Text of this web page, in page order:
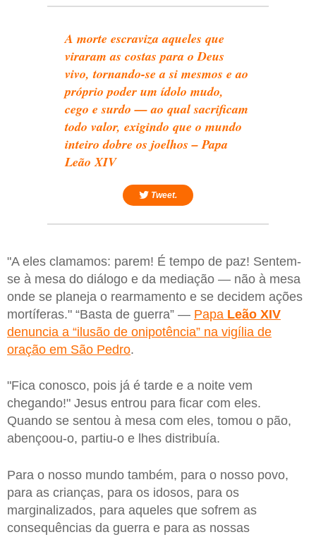
A morte escraviza aqueles que
viraram as costas para o Deus
vivo, tornando-se a si mesmos e ao
próprio poder um ídolo mudo,
cego e surdo — ao qual sacrificam
todo valor, exigindo que o mundo
inteiro dobre os joelhos – Papa
Leão XIV
Tweet.
"A eles clamamos: parem! É tempo de paz! Sentem-
se à mesa do diálogo e da mediação — não à mesa
onde se planeja o rearmamento e se decidem ações
mortíferas." “Basta de guerra” — Papa Leão XIV
denuncia a “ilusão de onipotência” na vigília de
oração em São Pedro.
"Fica conosco, pois já é tarde e a noite vem
chegando!" Jesus entrou para ficar com eles.
Quando se sentou à mesa com eles, tomou o pão,
abençoou-o, partiu-o e lhes distribuía.
Para o nosso mundo também, para o nosso povo,
para as crianças, para os idosos, para os
marginalizados, para aqueles que sofrem as
consequências da guerra e para as nossas